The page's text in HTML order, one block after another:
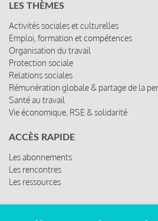
LES THÈMES
Activités sociales et culturelles
Emploi, formation et compétences
Organisation du travail
Protection sociale
Relations sociales
Rémunération globale & partage de la
Santé au travail
Vie économique, RSE & solidarité
ACCÈS RAPIDE
Les abonnements
Les rencontres
Les ressources